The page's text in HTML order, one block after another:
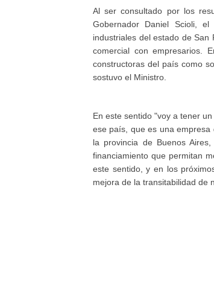
Al ser consultado por los
Gobernador Daniel Scioli,
industriales del estado de San
comercial con empresarios.
constructoras del país como
sostuvo el Ministro.
En este sentido "voy a tener
ese país, que es una
la provincia de Buenos
financiamiento que permitan
este sentido, y en los
mejora de la transitabilidad de